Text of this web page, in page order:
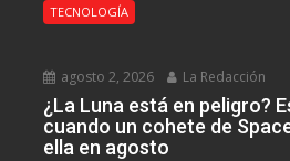
TECNOLOGÍA
agosto 2, 2026 La Redacción
¿La Luna está en peligro?
cuando un cohete de
ella en agosto